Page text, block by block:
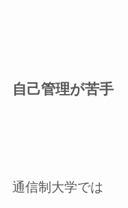
自己管理が苦手
通信制大学では